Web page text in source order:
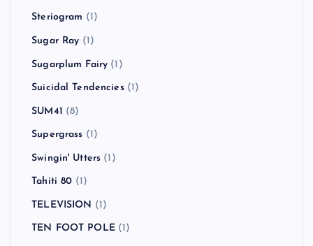
Steriogram (1)
Sugar Ray (1)
Sugarplum Fairy (1)
Suicidal Tendencies(1)
SUM41 (8)
Supergrass (1)
Swingin' Utters (1)
Tahiti 80 (1)
TELEVISION (1)
TEN FOOT POLE(1)